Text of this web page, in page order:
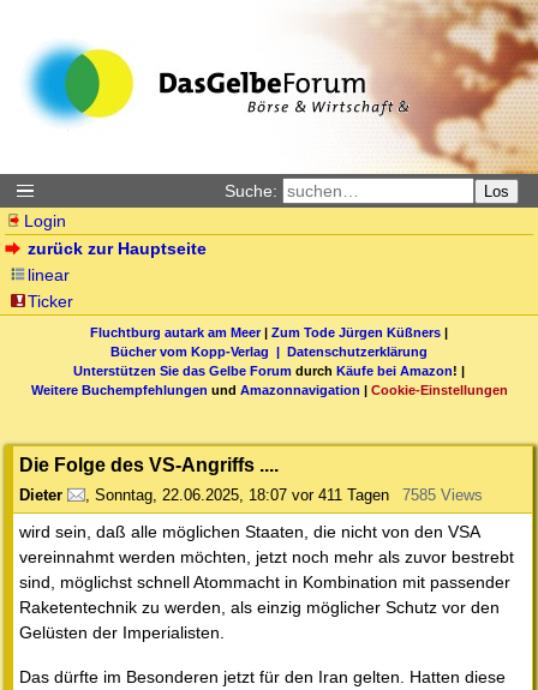
Suche: Los
Login
zurück zur Hauptseite
linear
Ticker
Fluchtburg autark am Meer| Zum Tode Jürgen Küßners |
Bücher vom Kopp-Verlag | Datenschutzerklärung
Unterstützen Sie das Gelbe Forum durch Käufe bei Amazon! |
Weitere Buchempfehlungen und Amazonnavigation | Cookie-Einstellungen
Die Folge des VS-Angriffs ....
Dieter , Sonntag, 22.06.2025, 18:07 vor 411 Tagen 7585 Views
wird sein, daß alle möglichen Staaten, die nicht von den VSA
vereinnahmt werden möchten, jetzt noch mehr als zuvor bestrebt
sind, möglichst schnell Atommacht in Kombination mit passender
Raketentechnik zu werden, als einzig möglicher Schutz vor den
Gelüsten der Imperialisten.
Das dürfte im Besonderen jetzt für den Iran gelten. Hatten diese